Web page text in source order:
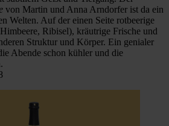
von Martin und Anna Arndorfer ist da ein
Welten. Auf der einen Seite rotbeerige
Ribisel), kräutrige Frische und
Struktur und Körper. Ein genialer
Abende schon kühler und die